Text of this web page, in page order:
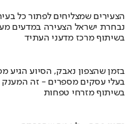
הצעירים שמצליחים לפתור כל
נבחרת ישראל הצעירה במדעים
בשיתוף מרכז מדעני העתיד
בזמן שהצפון נאבק, הסיוע הגיע
בעלי עסקים מספרים - זה המענק
בשיתוף מזרחי טפחות